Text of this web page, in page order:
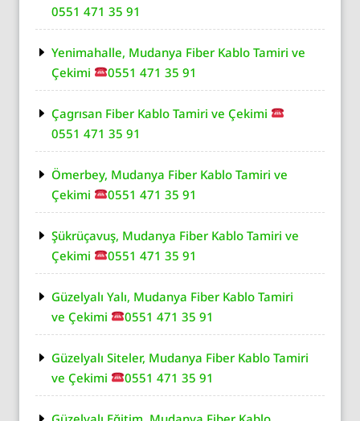
0551 471 35 91
Yenimahalle, Mudanya Fiber Kablo Tamiri ve
Çekimi
0551 471 35 91
Çagrısan Fiber Kablo Tamiri ve Çekimi
0551 471 35 91
Ömerbey, Mudanya Fiber Kablo Tamiri ve
Çekimi
0551 471 35 91
Şükrüçavuş, Mudanya Fiber Kablo Tamiri ve
Çekimi
0551 471 35 91
Güzelyalı Yalı, Mudanya Fiber Kablo Tamiri
ve Çekimi
0551 471 35 91
Güzelyalı Siteler, Mudanya Fiber Kablo Tamiri
ve Çekimi
0551 471 35 91